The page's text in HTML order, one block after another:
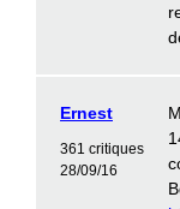
Ernest
361 critiques
28/09/16